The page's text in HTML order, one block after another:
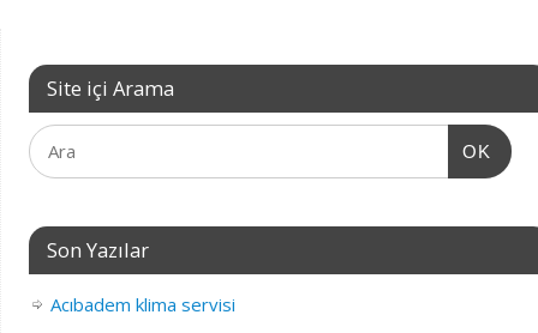
Site içi Arama
OK
Son Yazılar
Acıbadem klima servisi